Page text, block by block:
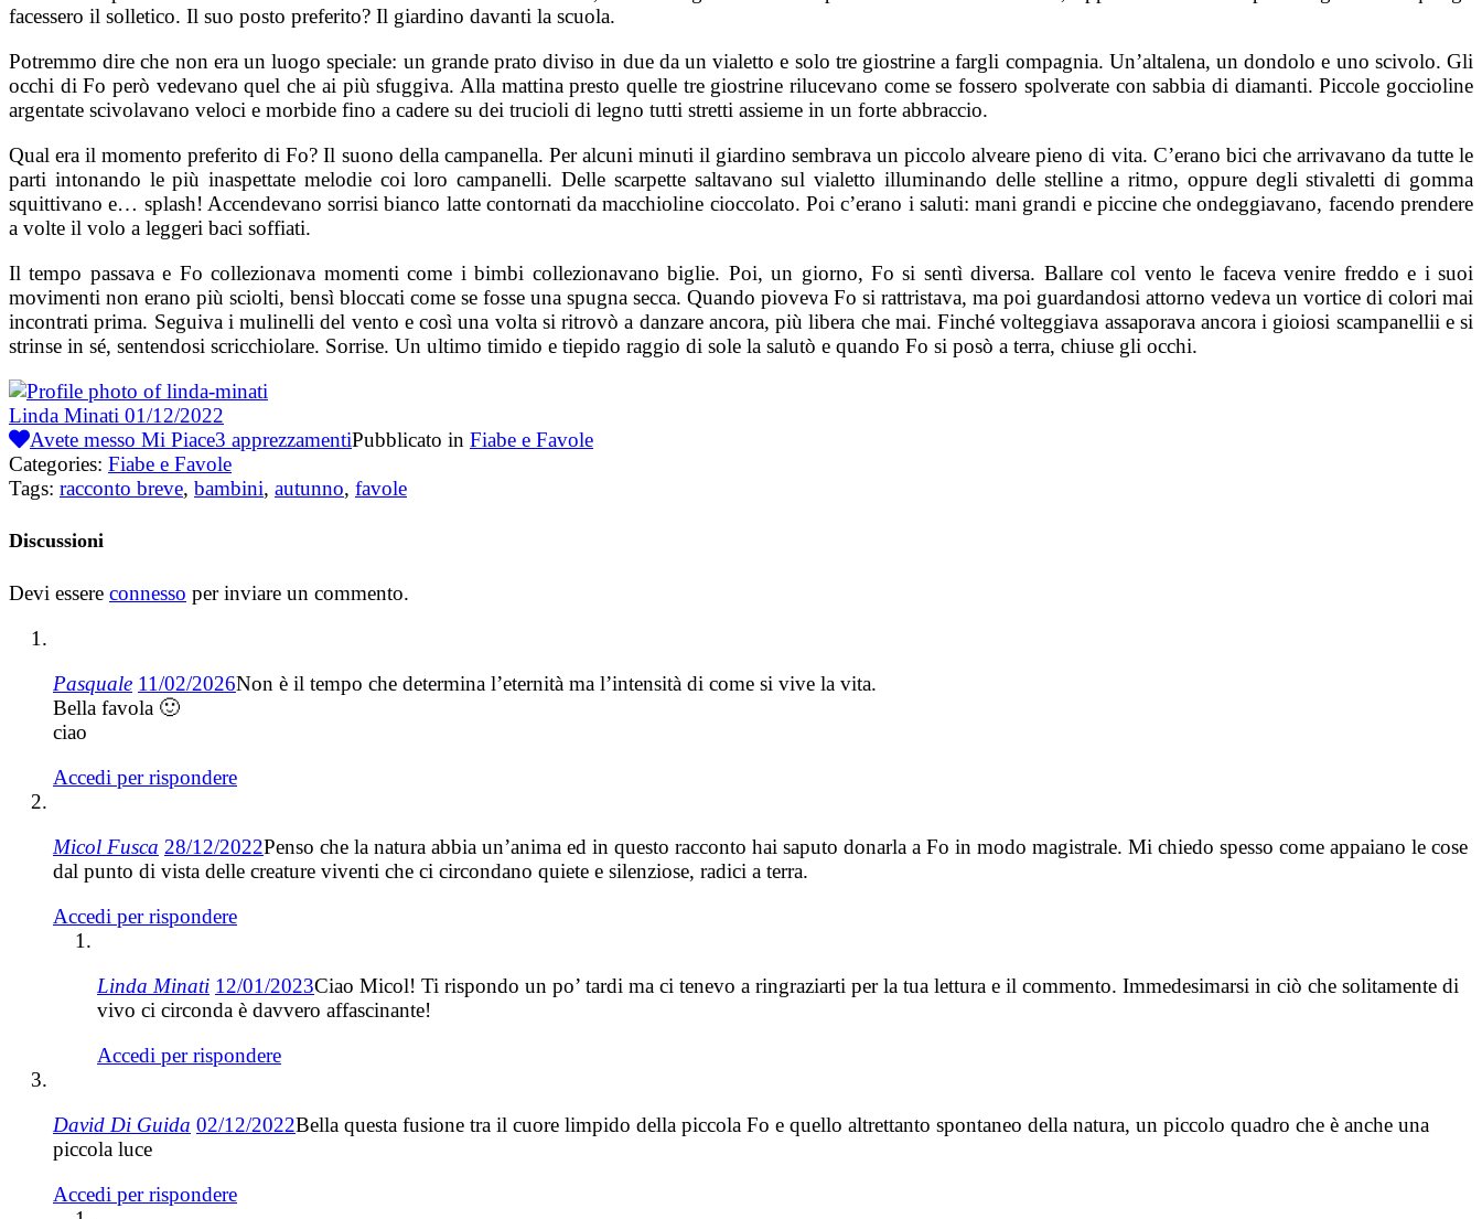
facessero il solletico. Il suo posto preferito? Il giardino davanti la scuola.
Potremmo dire che non era un luogo speciale: un grande prato diviso in due da un vialetto e solo tre giostrine a fargli compagnia. Un’altalena, un dondolo e uno scivolo. Gli
occhi di Fo però vedevano quel che ai più sfuggiva. Alla mattina presto quelle tre giostrine rilucevano come se fossero spolverate con sabbia di diamanti. Piccole goccioline
argentate scivolavano veloci e morbide fino a cadere su dei trucioli di legno tutti stretti assieme in un forte abbraccio.
Qual era il momento preferito di Fo? Il suono della campanella. Per alcuni minuti il giardino sembrava un piccolo alveare pieno di vita. C’erano bici che arrivavano da tutte le
parti intonando le più inaspettate melodie coi loro campanelli. Delle scarpette saltavano sul vialetto illuminando delle stelline a ritmo, oppure degli stivaletti di gomma
squittivano e… splash! Accendevano sorrisi bianco latte contornati da macchioline cioccolato. Poi c’erano i saluti: mani grandi e piccine che ondeggiavano, facendo prendere
a volte il volo a leggeri baci soffiati.
Il tempo passava e Fo collezionava momenti come i bimbi collezionavano biglie. Poi, un giorno, Fo si sentì diversa. Ballare col vento le faceva venire freddo e i suoi
movimenti non erano più sciolti, bensì bloccati come se fosse una spugna secca. Quando pioveva Fo si rattristava, ma poi guardandosi attorno vedeva un vortice di colori mai
incontrati prima. Seguiva i mulinelli del vento e così una volta si ritrovò a danzare ancora, più libera che mai. Finché volteggiava assaporava ancora i gioiosi scampanellii e si
strinse in sé, sentendosi scricchiolare. Sorrise. Un ultimo timido e tiepido raggio di sole la salutò e quando Fo si posò a terra, chiuse gli occhi.
Linda Minati 01/12/2022
Avete messo Mi Piace3 apprezzamentiPubblicato in Fiabe e Favole
Categories: Fiabe e Favole
Tags: racconto breve, bambini, autunno, favole
Discussioni
Devi essere connesso per inviare un commento.
Pasquale 11/02/2026Non è il tempo che determina l’eternità ma l’intensità di come si vive la vita.
Bella favola 🙂
ciao
Accedi per rispondere
Micol Fusca 28/12/2022Penso che la natura abbia un’anima ed in questo racconto hai saputo donarla a Fo in modo magistrale. Mi chiedo spesso come appaiano le cose
dal punto di vista delle creature viventi che ci circondano quiete e silenziose, radici a terra.
Accedi per rispondere
Linda Minati 12/01/2023Ciao Micol! Ti rispondo un po’ tardi ma ci tenevo a ringraziarti per la tua lettura e il commento. Immedesimarsi in ciò che solitamente di
vivo ci circonda è davvero affascinante!
Accedi per rispondere
David Di Guida 02/12/2022Bella questa fusione tra il cuore limpido della piccola Fo e quello altrettanto spontaneo della natura, un piccolo quadro che è anche una
piccola luce
Accedi per rispondere